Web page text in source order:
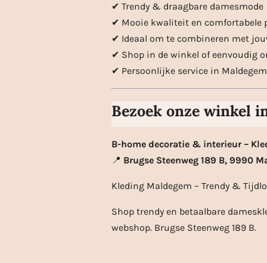
✔ Trendy & draagbare damesmode
✔ Mooie kwaliteit en comfortabele
✔ Ideaal om te combineren met
✔ Shop in de winkel of eenvoudig
✔ Persoonlijke service in Maldegem
Bezoek onze winkel
B-home decoratie & interieur –
📍 Brugse Steenweg 189 B, 9990
Kleding Maldegem – Trendy &
Shop trendy en betaalbare
webshop. Brugse Steenweg 189 B.